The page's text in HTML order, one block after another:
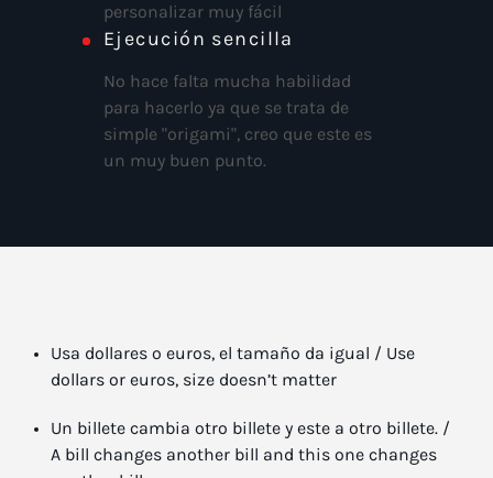
personalizar muy fácil
Ejecución sencilla
No hace falta mucha habilidad
para hacerlo ya que se trata de
simple "origami", creo que este es
un muy buen punto.
Usa dollares o euros, el tamaño da igual / Use
dollars or euros, size doesn’t matter
Un billete cambia otro billete y este a otro billete. /
A bill changes another bill and this one changes